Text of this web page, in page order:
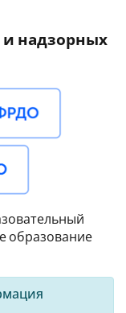
и надзорных
образование